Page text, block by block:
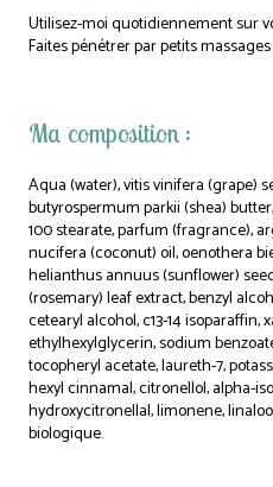
Utilisez-moi quotidiennement sur
Faites pénétrer par petits
Ma composition :
Aqua (water), vitis vinifera (grape)
butyrospermum parkii (shea)
100 stearate, parfum (fragrance),
nucifera (coconut) oil, oenothera
helianthus annuus (sunflower)
(rosemary) leaf extract, benzyl
cetearyl alcohol, c13-14
ethylhexylglycerin, sodium
tocopheryl acetate, laureth-7,
hexyl cinnamal, citronellol, alpha-
hydroxycitronellal, limonene,
biologique.